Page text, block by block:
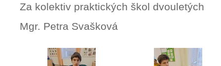
Za kolektiv praktických škol dvouletých
Mgr. Petra Svašková